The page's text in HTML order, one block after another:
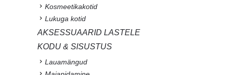
Kosmeetikakotid
Lukuga kotid
AKSESSUAARID LASTELE
KODU & SISUSTUS
Lauamängud